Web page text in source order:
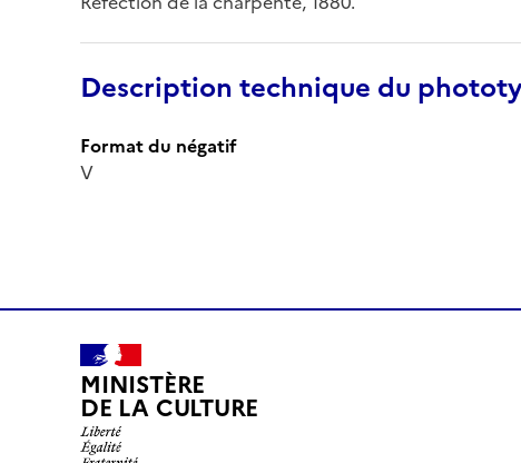
Description technique du
Format du négatif
V
MINISTÈRE
DE LA CULTURE